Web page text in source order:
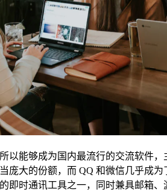
以能够成为国内最流行的交流软件
庞大的份额，而 QQ 和微信几乎成
即时通讯工具之一，同时兼具邮箱